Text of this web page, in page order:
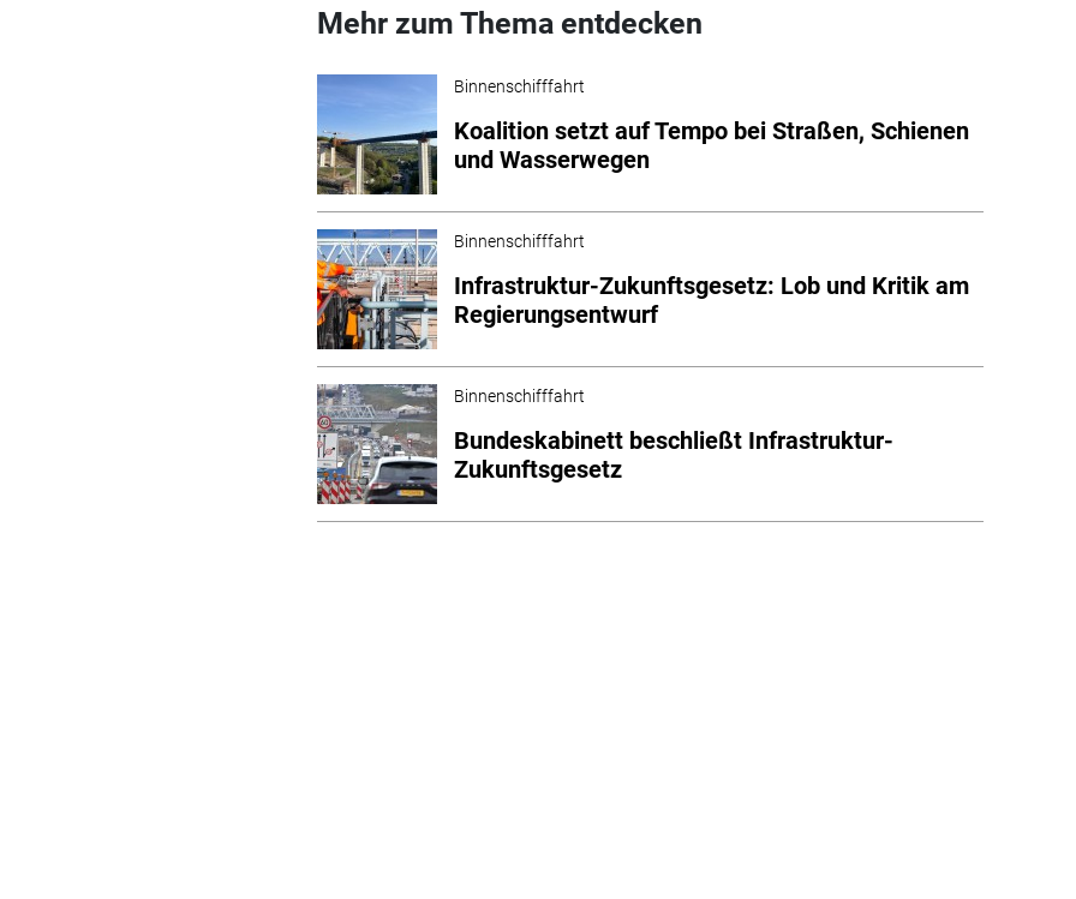
Mehr zum Thema entdecken
Binnenschifffahrt
Koalition setzt auf Tempo bei Straßen, Schienen
und Wasserwegen
Binnenschifffahrt
Infrastruktur-Zukunftsgesetz: Lob und Kritik am
Regierungsentwurf
Binnenschifffahrt
Bundeskabinett beschließt Infrastruktur-
Zukunftsgesetz